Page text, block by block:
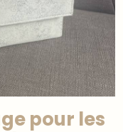
pour les